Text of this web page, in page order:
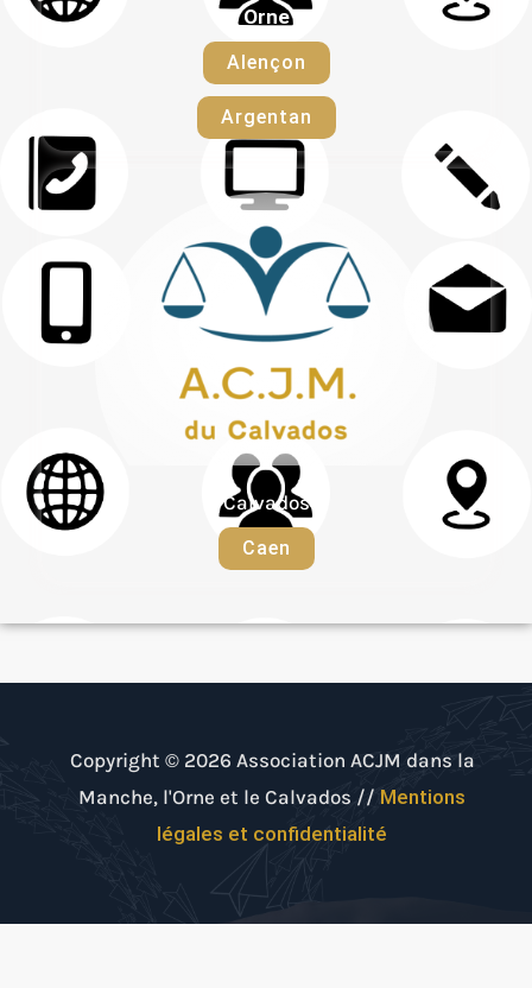
Orne
Alençon
Argentan
Calvados
Caen
Copyright © 2026 Association ACJM dans la
Manche, l'Orne et le Calvados // Mentions
légales et confidentialité